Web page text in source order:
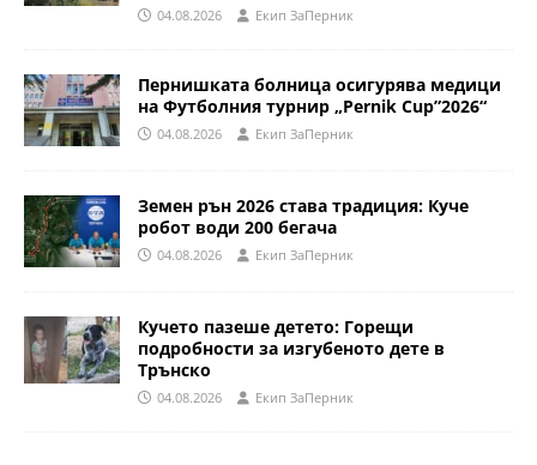
04.08.2026 Eкип ЗаПерник
Пернишката болница осигурява медици
на Футболния турнир „Pernik Cup”2026“
04.08.2026 Eкип ЗаПерник
Земен рън 2026 става традиция: Куче
робот води 200 бегача
04.08.2026 Eкип ЗаПерник
Кучето пазеше детето: Горещи
подробности за изгубеното дете в
Трънско
04.08.2026 Eкип ЗаПерник